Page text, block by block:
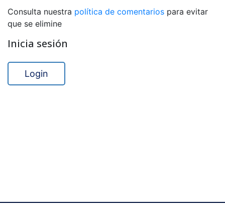
Consulta nuestra política de comentarios para evitar
que se elimine
Inicia sesión
Login